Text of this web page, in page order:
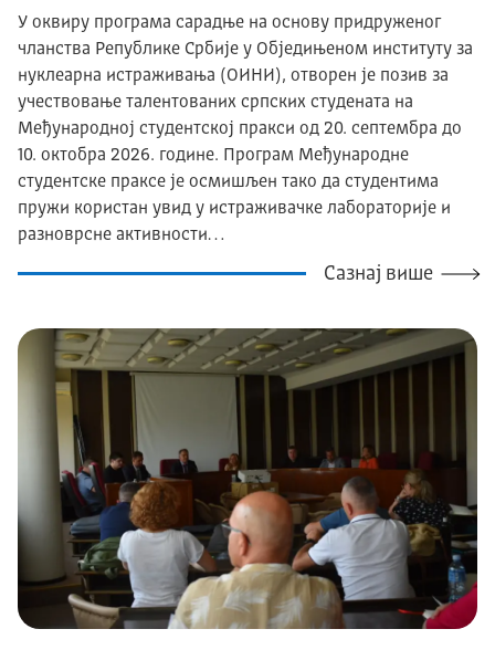
У оквиру програма сарадње на основу придруженог
чланства Републике Србије у Обједињеном институту за
нуклеарна истраживања (ОИНИ), отворен је позив за
учествовање талентованих српских студената на
Међународној студентској пракси од 20. септембра до
10. октобра 2026. године. Програм Међународне
студентске праксе је осмишљен тако да студентима
пружи користан увид у истраживачке лабораторије и
разноврсне активности…
Сазнај више